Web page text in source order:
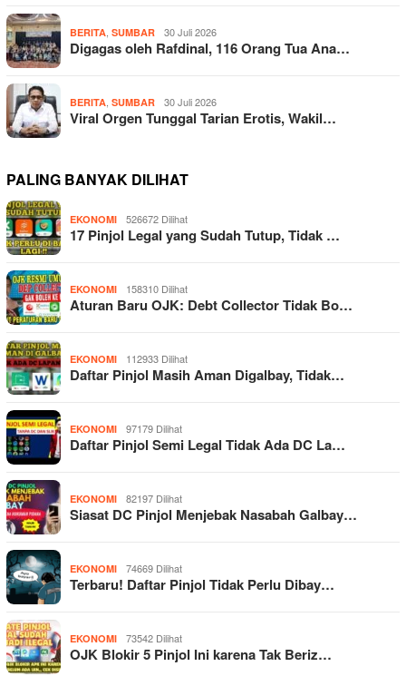
BERITA SUMBAR 30 Juli 2026
Digagas oleh Rafdinal, 116 Orang Tua Ana…
BERITA SUMBAR 30 Juli 2026
Viral Orgen Tunggal Tarian Erotis, Wakil…
PALING BANYAK DILIHAT
EKONOMI 526672 Dilihat
17 Pinjol Legal yang Sudah Tutup, Tidak …
EKONOMI 158310 Dilihat
Aturan Baru OJK: Debt Collector Tidak Bo…
EKONOMI 112933 Dilihat
Daftar Pinjol Masih Aman Digalbay, Tidak…
EKONOMI 97179 Dilihat
Daftar Pinjol Semi Legal Tidak Ada DC La…
EKONOMI 82197 Dilihat
Siasat DC Pinjol Menjebak Nasabah Galbay…
EKONOMI 74669 Dilihat
Terbaru! Daftar Pinjol Tidak Perlu Dibay…
EKONOMI 73542 Dilihat
OJK Blokir 5 Pinjol Ini karena Tak Beriz…